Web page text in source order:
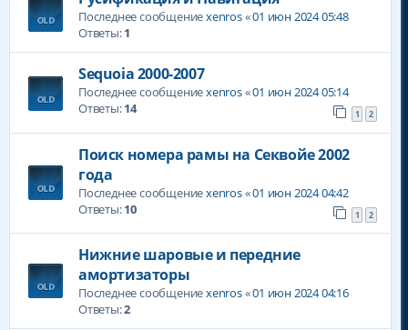
Последнее сообщениеxenros«01 июн 2024 05:48
Ответы:1
Sequoia 2000-2007
Последнее сообщениеxenros«01 июн 2024 05:14
Ответы:14 1 2
Поиск номера рамы на Секвойе 2002
года
Последнее сообщениеxenros«01 июн 2024 04:42
Ответы:10 1 2
Нижние шаровые и передние
амортизаторы
Последнее сообщениеxenros«01 июн 2024 04:16
Ответы:2